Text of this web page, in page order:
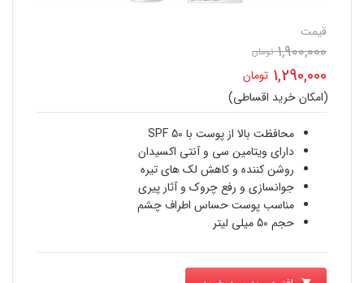
قیمت
1,900,000 تومان
اصلی
1,900,000 تومان
بود.
1,290,000 تومان
قیمت
فعلی
1,290,000 تومان
است.
(امکان خرید اقساطی)
محافظت بالا از پوست با SPF 50
دارای ویتامین سی و آنتی اکسیدان
روشن کننده و کاهش لک های تیره
جوانسازی و رفع چروک و آثار پیری
مناسب پوست حساس اطراف چشم
حجم 50 میلی لیتر